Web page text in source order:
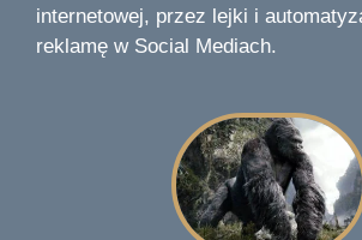
internetowej, przez lejki i
reklamę w Social Mediach.